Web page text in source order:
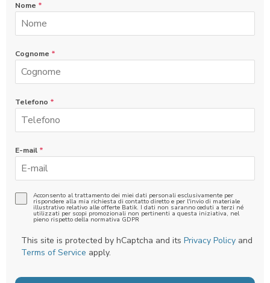
Nome *
Cognome *
Telefono *
E-mail *
Acconsento al trattamento dei miei dati personali esclusivamente per
rispondere alla mia richiesta di contatto diretto e per l'invio di materiale
illustrativo relativo alle offerte Batik. I dati non saranno ceduti a terzi né
utilizzati per scopi promozionali non pertinenti a questa iniziativa, nel
pieno rispetto della normativa GDPR
This site is protected by hCaptcha and its Privacy Policy and
Terms of Service apply.